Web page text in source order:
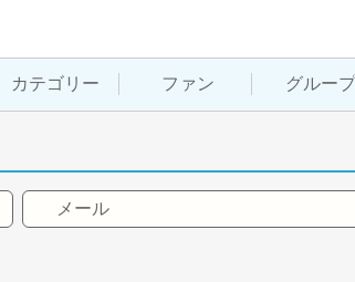
カテゴリー ファン グループ
メール